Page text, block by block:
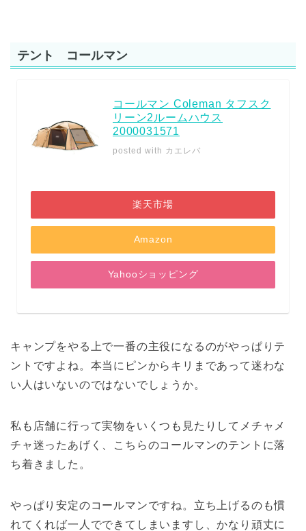
テント コールマン
コールマン Coleman タフスク
リーン2ルームハウス
2000031571
posted with カエレバ
楽天市場
Amazon
Yahooショッピング
キャンプをやる上で一番の主役になるのがやっぱりテ
ントですよね。本当にピンからキリまであって迷わな
い人はいないのではないでしょうか。
私も店舗に行って実物をいくつも見たりしてメチャメ
チャ迷ったあげく、こちらのコールマンのテントに落
ち着きました。
やっぱり安定のコールマンですね。立ち上げるのも慣
れてくれば一人でできてしまいますし、かなり頑丈に